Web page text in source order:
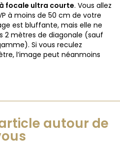
focale ultra courte. Vous allez
à moins de 50 cm de votre
est bluffante, mais elle ne
2 mètres de diagonale (sauf
Si vous reculez
l’image peut néanmoins
autour de